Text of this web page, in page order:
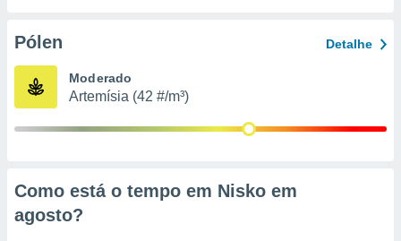
através
estudos
e
Pólen Detalhe
Moderado
Artemísia (42 #/m³)
Como está o tempo em Nisko em
agosto?